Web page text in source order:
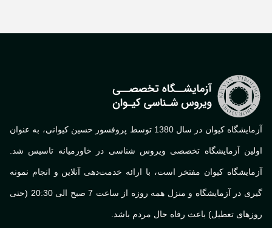
آزمایشگاه کیوان در سال 1380 توسط پروفسور حسین کیوانی، به عنوان
آزمایشگاه تخصصی ویروس شناسی در خاورمیانه تاسیس شد.
کیوان مفتخر است، با ارائه خدمت‌دهی آنلاین و انجام نمونه
گیری در آزمایشگاه و منزل همه روزه از ساعت 7 صبح الی 20:30 (حتی
تعطیل) باعث رفاه حال مردم باشد.